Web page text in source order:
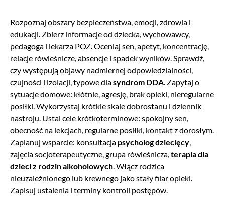
Rozpoznaj obszary bezpieczeństwa, emocji, zdrowia i
edukacji. Zbierz informacje od dziecka, wychowawcy,
pedagoga i lekarza POZ. Oceniaj sen, apetyt, koncentrację,
relacje rówieśnicze, absencje i spadek wyników. Sprawdź,
czy występują objawy nadmiernej odpowiedzialności,
czujności i izolacji, typowe dlasyndrom DDA . Zapytaj o
sytuacje domowe: kłótnie, agresję, brak opieki, nieregularne
posiłki. Wykorzystaj krótkie skale dobrostanu i dziennik
nastroju. Ustal cele krótkoterminowe: spokojny sen,
obecność na lekcjach, regularne posiłki, kontakt z dorosłym.
Zaplanuj wsparcie: konsultacja psycholog dziecięcy
zajęcia socjoterapeutyczne, grupa rówieśnicza, terapia dla
dzieci z rodzin alkoholowych . Włącz rodzica
nieuzależnionego lub krewnego jako stały filar opieki.
Zapisuj ustalenia i terminy kontroli postępów.